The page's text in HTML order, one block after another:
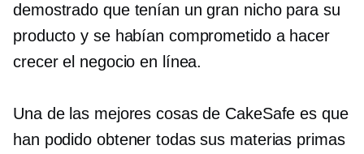
demostrado que tenían un gran nicho para su
producto y se habían comprometido a hacer
crecer el negocio en línea.
Una de las mejores cosas de CakeSafe es que
han podido obtener todas sus materias primas